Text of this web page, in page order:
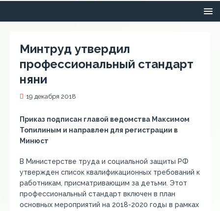
Минтруд утвердил
профессиональный стандарт
няни
19 декабря 2018
Приказ подписан главой ведомства Максимом
Топилиным и направлен для регистрации в
Минюст
В Министерстве труда и социальной защиты РФ
утвержден список квалификационных требований к
работникам, присматривающим за детьми. Этот
профессиональный стандарт включен в план
основных мероприятий на 2018-2020 годы в рамках